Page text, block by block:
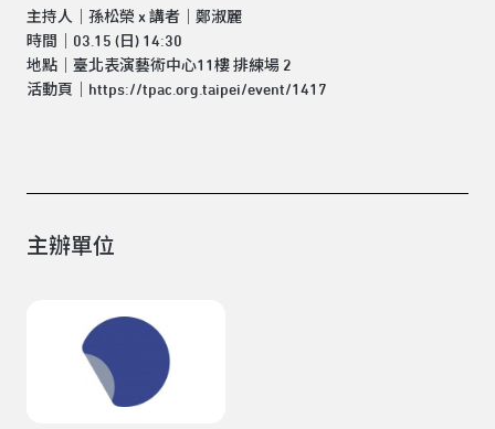
主持人｜孫松榮 x 講者｜鄭淑麗
時間｜03.15 (日) 14:30
地點｜臺北表演藝術中心11樓 排練場 2
活動頁｜ https://tpac.org.taipei/event/1417
主辦單位